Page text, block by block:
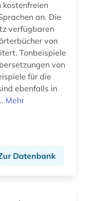
kostenfreien
an. Die
verfügbaren
von
von
für die
ebenfalls in
Mehr
Datenbank